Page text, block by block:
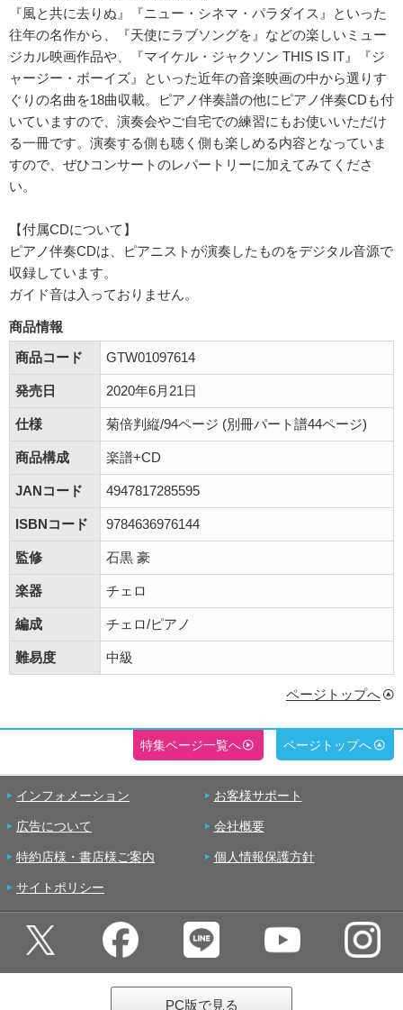
『風と共に去りぬ』『ニュー・シネマ・パラダイス』といった
往年の名作から、『天使にラブソングを』などの楽しいミュー
ジカル映画作品や、『マイケル・ジャクソン THIS IS IT』『ジ
ャージー・ボーイズ』といった近年の音楽映画の中から選りす
ぐりの名曲を18曲収載。ピアノ伴奏譜の他にピアノ伴奏CDも付
いていますので、演奏会やご自宅での練習にもお使いいただけ
る一冊です。演奏する側も聴く側も楽しめる内容となっていま
すので、ぜひコンサートのレパートリーに加えてみてくださ
い。
【付属CDについて】
ピアノ伴奏CDは、ピアニストが演奏したものをデジタル音源で
収録しています。
ガイド音は入っておりません。
商品情報
商品コード
GTW01097614
発売日 2020年6月21日
仕様 菊倍判縦/94ページ (別冊パート譜44ページ)
商品構成 楽譜+CD
JANコード 4947817285595
ISBNコード 9784636976144
監修 石黒 豪
楽器 チェロ
編成 チェロ/ピアノ
難易度 中級
ページトップへ
特集ページ一覧へ ページトップへ
インフォメーション お客様サポート
広告について 会社概要
特約店様・書店様ご案内 個人情報保護方針
サイトポリシー
PC版で見る